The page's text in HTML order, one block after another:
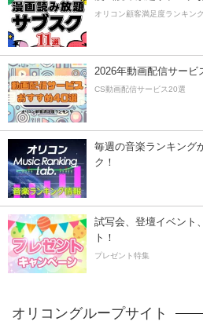
オリコン顧客満足度ランキン
2026年動画配信サービ
CS動画配信サービス20選
毎週の音楽ランキング
ク！
試写会、登壇イベント
ト！
プレゼント特集
オリコングループサイト